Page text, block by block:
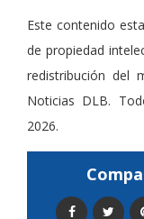
Este contenido
de propiedad
redistribución del
Noticias DLB.
2026.